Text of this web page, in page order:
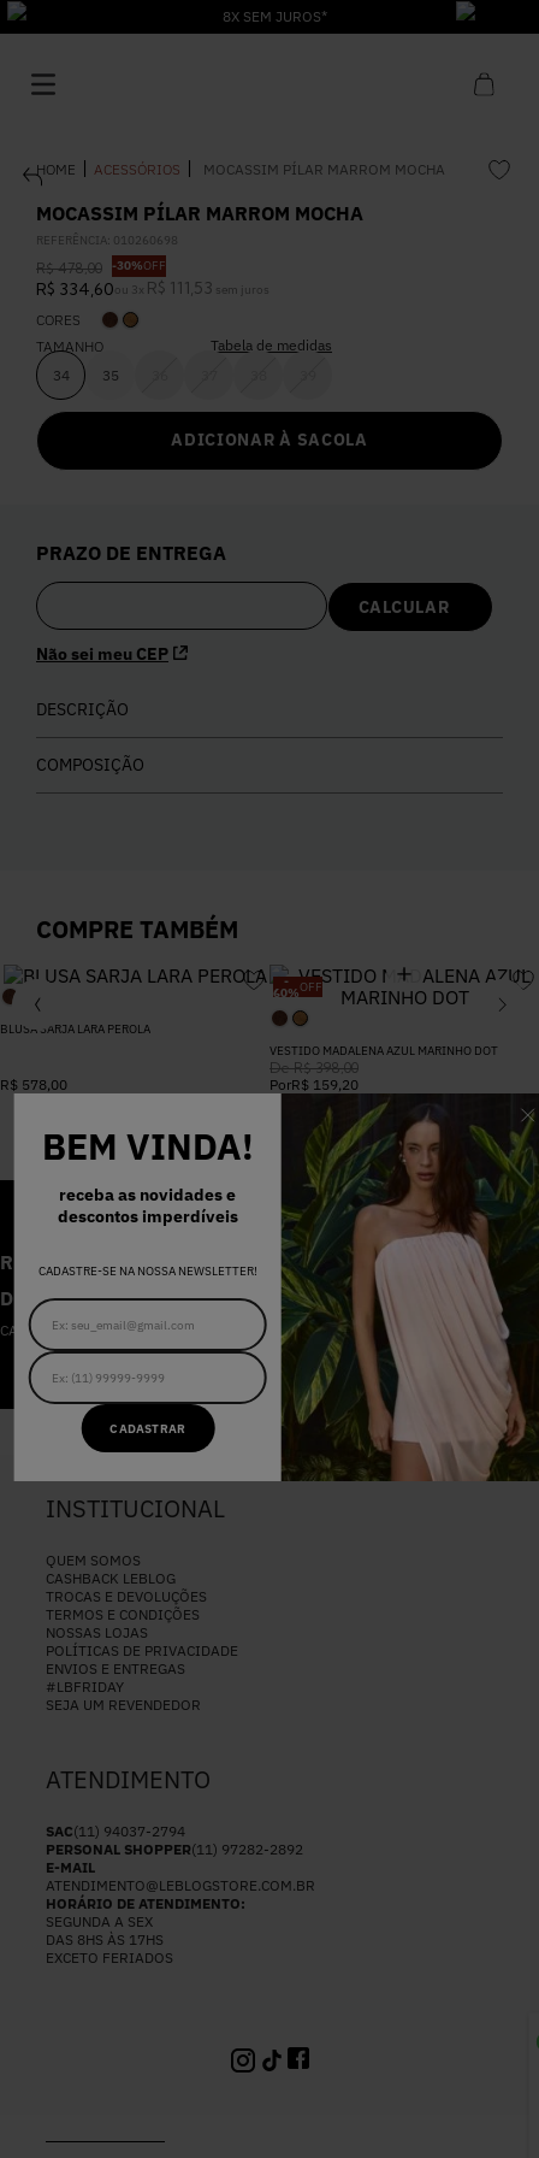
BEM VINDA!
receba as novidades e
descontos imperdíveis
CADASTRE-SE NA NOSSA NEWSLETTER!
CADASTRAR
8X SEM JUROS*
ACESSÓRIOS MOCASSIM PÍLAR MARROM MOCHA
MOCASSIM PÍLAR MARROM MOCHA
REFERÊNCIA: 010260698
R$ 478,00 -30%OFF
R$ 334,60 ou 3 x R$ 111 53 sem juros
CORES
TAMANHO
34
35
Tabela de medidas
ADICIONAR À SACOLA
PRAZO DE ENTREGA
Não sei meu CEP
DESCRIÇÃO
COMPOSIÇÃO
COMPRE TAMBÉM
BLUSA SARJA LARA PEROLA
R$ 578,00
-
60%OFF
VESTIDO MADALENA AZUL MARINHO DOT
De R$ 398,00
PorR$ 159,20
RECEBA AS NOVIDADES E
DESCONTOS IMPERDÍVEIS
CADASTRE-SE NA NOSSA NEWSLETTER
CADASTRAR
INSTITUCIONAL
QUEM SOMOS
CASHBACK LEBLOG
TROCAS E DEVOLUÇÕES
TERMOS E CONDIÇÕES
NOSSAS LOJAS
POLÍTICAS DE PRIVACIDADE
ENVIOS E ENTREGAS
#LBFRIDAY
SEJA UM REVENDEDOR
ATENDIMENTO
SAC(11) 94037-2794
PERSONAL SHOPPER(11) 97282-2892
E-MAIL
ATENDIMENTO@LEBLOGSTORE.COM.BR
HORÁRIO DE ATENDIMENTO:
SEGUNDA A SEX
DAS 8HS ÀS 17HS
EXCETO FERIADOS
1º Vestido
2º
5º Calça
6º Vestidos
7º Colete
Calça Jeans
10º Vestido Branco